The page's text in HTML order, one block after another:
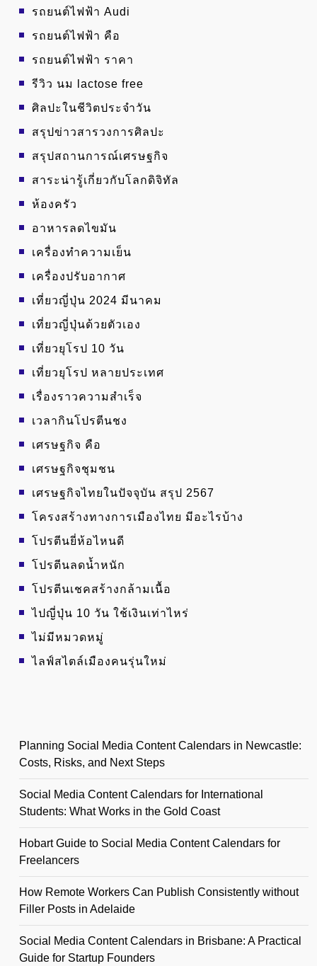
รถยนต์ไฟฟ้า Audi
รถยนต์ไฟฟ้า คือ
รถยนต์ไฟฟ้า ราคา
รีวิว นม lactose free
ศิลปะในชีวิตประจำวัน
สรุปข่าวสารวงการศิลปะ
สรุปสถานการณ์เศรษฐกิจ
สาระน่ารู้เกี่ยวกับโลกดิจิทัล
ห้องครัว
อาหารลดไขมัน
เครื่องทำความเย็น
เครื่องปรับอากาศ
เที่ยวญี่ปุ่น 2024 มีนาคม
เที่ยวญี่ปุ่นด้วยตัวเอง
เที่ยวยุโรป 10 วัน
เที่ยวยุโรป หลายประเทศ
เรื่องราวความสำเร็จ
เวลากินโปรตีนชง
เศรษฐกิจ คือ
เศรษฐกิจชุมชน
เศรษฐกิจไทยในปัจจุบัน สรุป 2567
โครงสร้างทางการเมืองไทย มีอะไรบ้าง
โปรตีนยี่ห้อไหนดี
โปรตีนลดน้ำหนัก
โปรตีนเชคสร้างกล้ามเนื้อ
ไปญี่ปุ่น 10 วัน ใช้เงินเท่าไหร่
ไม่มีหมวดหมู่
ไลฟ์สไตล์เมืองคนรุ่นใหม่
Planning Social Media Content Calendars in Newcastle:
Costs, Risks, and Next Steps
Social Media Content Calendars for International
Students: What Works in the Gold Coast
Hobart Guide to Social Media Content Calendars for
Freelancers
How Remote Workers Can Publish Consistently without
Filler Posts in Adelaide
Social Media Content Calendars in Brisbane: A Practical
Guide for Startup Founders